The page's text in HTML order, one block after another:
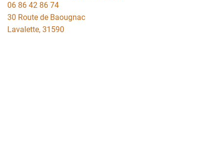
06 86 42 86 74
30 Route de Baougnac
Lavalette, 31590